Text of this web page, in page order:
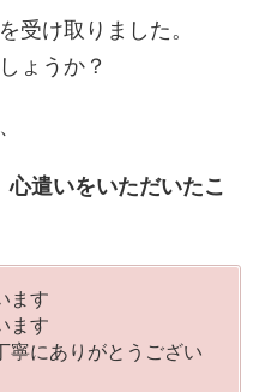
受け取りました。
ょうか？
遣いをいただいたこ
ます
ます
寧にありがとうござい